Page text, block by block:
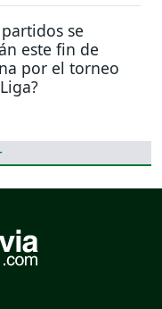
se
este fin de
por el torneo